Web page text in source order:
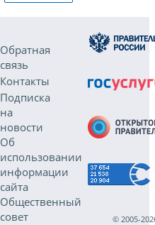
Обратная
связь
Контакты
Подписка
на
новости
Об
использовании
информации
сайта
Общественный
совет
© 2005-